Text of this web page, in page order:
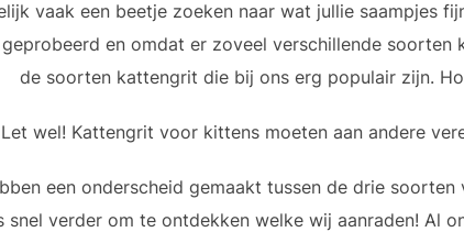
vaak een beetje zoeken naar wat jullie saampjes
en omdat er zoveel verschillende
de soorten kattengrit die bij ons erg populair zijn.
Let wel! Kattengrit voor kittens moeten aan andere
een onderscheid gemaakt tussen de drie
snel verder om te ontdekken welke wij aanraden! Al